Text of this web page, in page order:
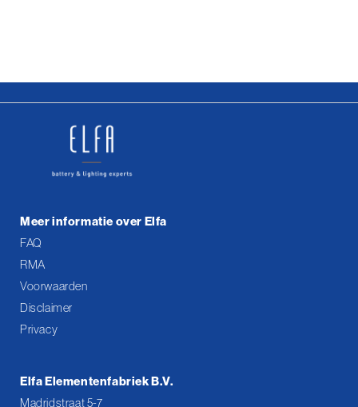
Meer informatie over Elfa
FAQ
RMA
Voorwaarden
Disclaimer
Privacy
Elfa Elementenfabriek B.V.
Madridstraat 5-7